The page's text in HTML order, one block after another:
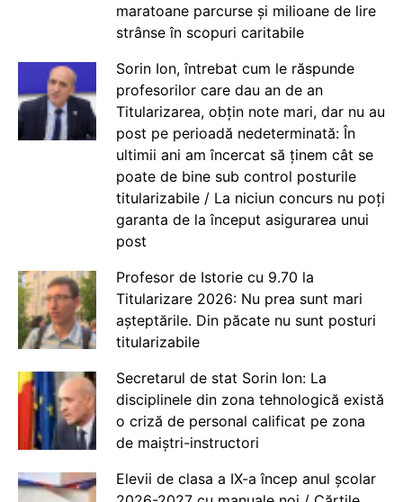
maratoane parcurse și milioane de lire
strânse în scopuri caritabile
Sorin Ion, întrebat cum le răspunde
profesorilor care dau an de an
Titularizarea, obțin note mari, dar nu au
post pe perioadă nedeterminată: În
ultimii ani am încercat să ținem cât se
poate de bine sub control posturile
titularizabile / La niciun concurs nu poți
garanta de la început asigurarea unui
post
Profesor de Istorie cu 9.70 la
Titularizare 2026: Nu prea sunt mari
așteptările. Din păcate nu sunt posturi
titularizabile
Secretarul de stat Sorin Ion: La
disciplinele din zona tehnologică există
o criză de personal calificat pe zona
de maiștri-instructori
Elevii de clasa a IX-a încep anul școlar